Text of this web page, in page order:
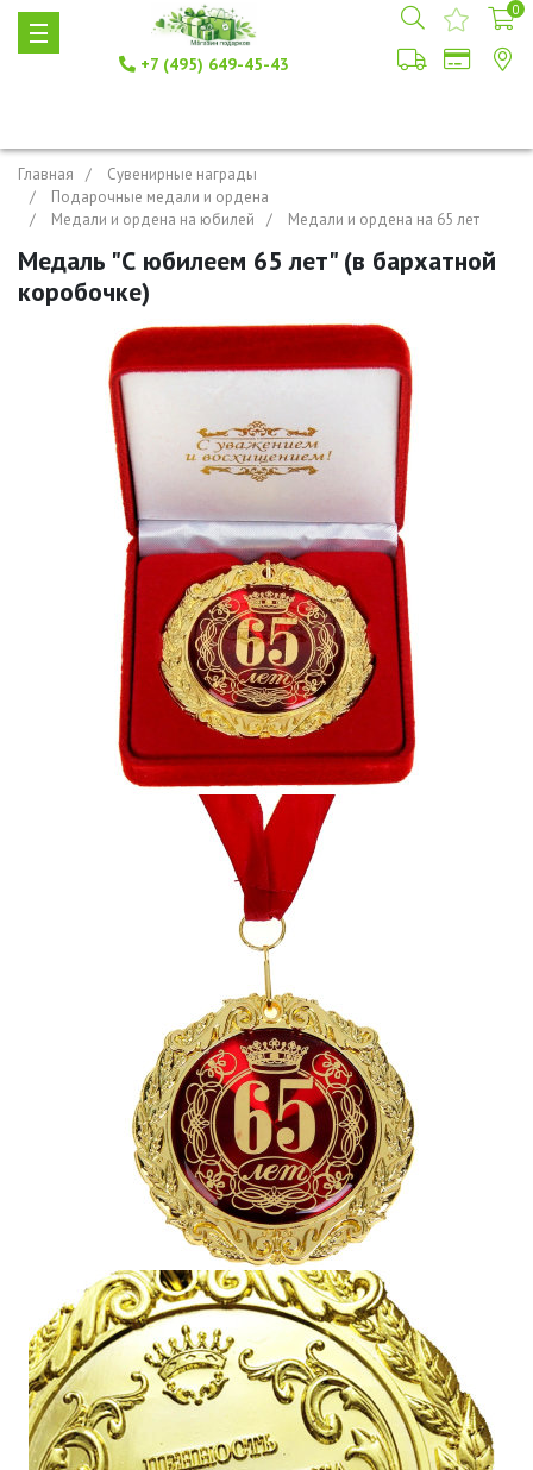
+7 (495) 649-45-43
0
Главная
Сувенирные награды
Подарочные медали и ордена
Медали и ордена на юбилей
Медали и ордена на 65 лет
Медаль "С юбилеем 65 лет" (в бархатной
коробочке)